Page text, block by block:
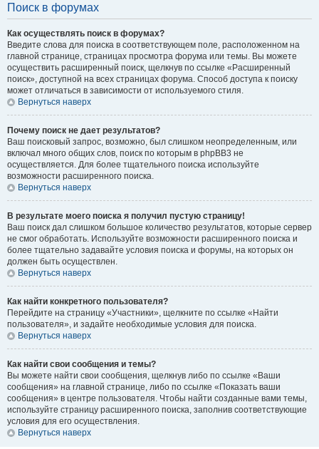
Поиск в форумах
Как осуществлять поиск в форумах?
Введите слова для поиска в соответствующем поле, расположенном на
главной странице, страницах просмотра форума или темы. Вы можете
осуществить расширенный поиск, щелкнув по ссылке «Расширенный
поиск», доступной на всех страницах форума. Способ доступа к поиску
может отличаться в зависимости от используемого стиля.
Вернуться наверх
Почему поиск не дает результатов?
Ваш поисковый запрос, возможно, был слишком неопределенным, или
включал много общих слов, поиск по которым в phpBB3 не
осуществляется. Для более тщательного поиска используйте
возможности расширенного поиска.
Вернуться наверх
В результате моего поиска я получил пустую страницу!
Ваш поиск дал слишком большое количество результатов, которые сервер
не смог обработать. Используйте возможности расширенного поиска и
более тщательно задавайте условия поиска и форумы, на которых он
должен быть осуществлен.
Вернуться наверх
Как найти конкретного пользователя?
Перейдите на страницу «Участники», щелкните по ссылке «Найти
пользователя», и задайте необходимые условия для поиска.
Вернуться наверх
Как найти свои сообщения и темы?
Вы можете найти свои сообщения, щелкнув либо по ссылке «Ваши
сообщения» на главной странице, либо по ссылке «Показать ваши
сообщения» в центре пользователя. Чтобы найти созданные вами темы,
используйте страницу расширенного поиска, заполнив соответствующие
условия для его осуществления.
Вернуться наверх